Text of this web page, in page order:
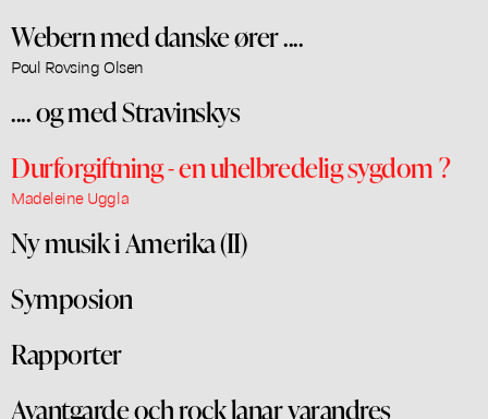
Webern med danske ører ....
Poul Rovsing Olsen
.... og med Stravinskys
Durforgiftning - en uhelbredelig sygdom ?
Madeleine Uggla
Ny musik i Amerika (II)
Symposion
Rapporter
Avantgarde och rock lanar varandres